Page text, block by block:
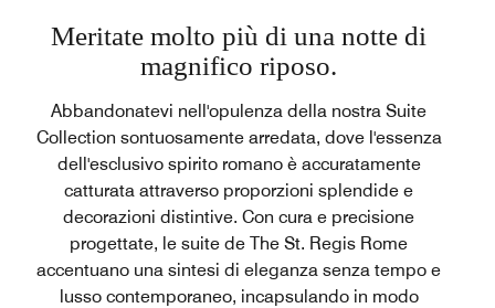
Meritate molto più di una notte di
magnifico riposo.
Abbandonatevi nell'opulenza della nostra Suite
Collection sontuosamente arredata, dove l'essenza
dell'esclusivo spirito romano è accuratamente
catturata attraverso proporzioni splendide e
decorazioni distintive. Con cura e precisione
progettate, le suite de The St. Regis Rome
accentuano una sintesi di eleganza senza tempo e
lusso contemporaneo, incapsulando in modo